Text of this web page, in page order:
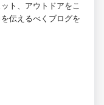
ト、アウトドアをこ
伝えるべくブログを